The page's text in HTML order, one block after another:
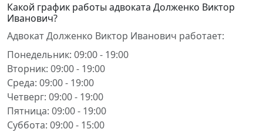
Какой график работы адвоката Долженко Виктор
Иванович?
Адвокат Долженко Виктор Иванович работает:
Понедельник: 09:00 - 19:00
Вторник: 09:00 - 19:00
Среда: 09:00 - 19:00
Четверг: 09:00 - 19:00
Пятница: 09:00 - 19:00
Суббота: 09:00 - 15:00